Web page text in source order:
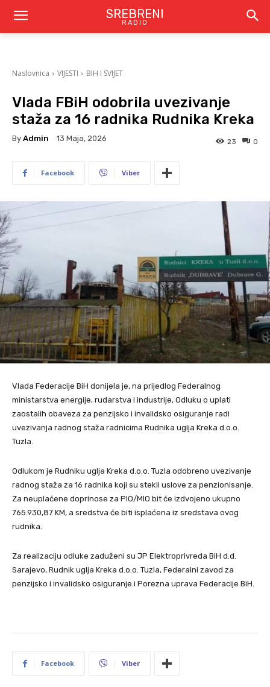
SREBRENI
RADIO
Naslovnica VIJESTI BIH I SVIJET
Vlada FBiH odobrila uvezivanje
staža za 16 radnika Rudnika Kreka
By Admin 13 Maja, 2026 0
23
Facebook Viber
Vlada Federacije BiH donijela je, na prijedlog Federalnog
ministarstva energije, rudarstva i industrije, Odluku o uplati
zaostalih obaveza za penzijsko i invalidsko osiguranje radi
uvezivanja radnog staža radnicima Rudnika uglja Kreka d.o.o.
Tuzla.
Odlukom je Rudniku uglja Kreka d.o.o. Tuzla odobreno uvezivanje
radnog staža za 16 radnika koji su stekli uslove za penzionisanje.
Za neuplaćene doprinose za PIO/MIO bit će izdvojeno ukupno
765.930,87 KM, a sredstva će biti isplaćena iz sredstava ovog
rudnika.
Za realizaciju odluke zaduženi su JP Elektroprivreda BiH d.d.
Sarajevo, Rudnik uglja Kreka d.o.o. Tuzla, Federalni zavod za
penzijsko i invalidsko osiguranje i Porezna uprava Federacije BiH.
Facebook Viber